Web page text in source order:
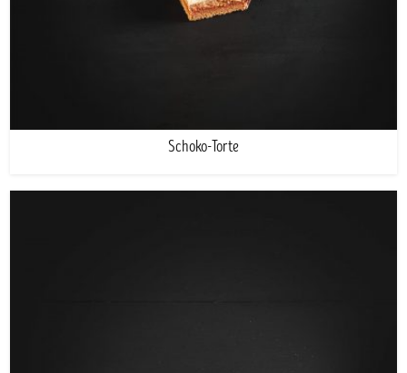
Schoko-Torte